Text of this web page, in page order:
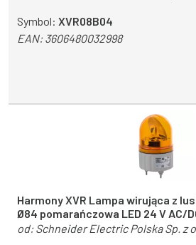
Symbol: XVR08B04
EAN:3606480032998
Harmony XVR Lampa wirująca z
Ø84 pomarańczowa LED 24 V AC/
od:Schneider Electric Polska Sp. z